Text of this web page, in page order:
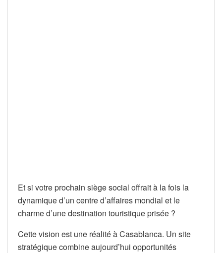
Et si votre prochain siège social offrait à la fois la
dynamique d’un centre d’affaires mondial et le
charme d’une destination touristique prisée ?
Cette vision est une réalité à Casablanca. Un site
stratégique combine aujourd’hui opportunités